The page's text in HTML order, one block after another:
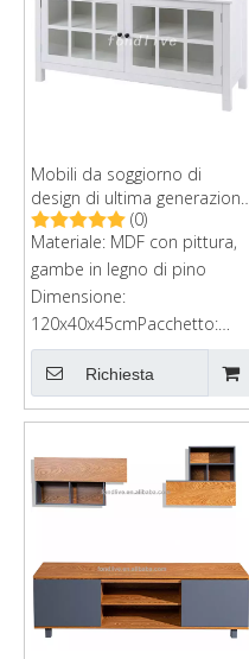
Mobili da soggiorno di
design di ultima generazione
Supporti TV moderni bianchi
per la camera
(0)
Materiale: MDF con pittura,
gambe in legno di pino
Dimensione:
120x40x45cmPacchetto:
pacchetto ordini
postaleDimensione del
cartone: 125*45*13 cm
Richiesta